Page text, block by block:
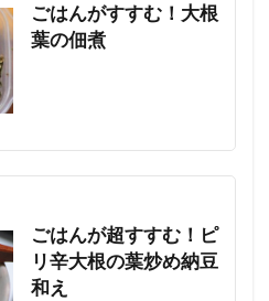
ごはんがすすむ！大根
葉の佃煮
ごはんが超すすむ！ピ
リ辛大根の葉炒め納豆
和え